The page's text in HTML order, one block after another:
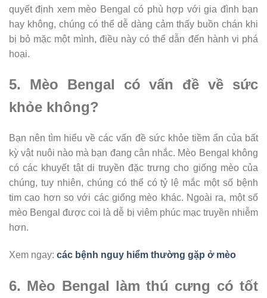
quyết định xem mèo Bengal có phù hợp với gia đình bạn
hay không, chúng có thể dễ dàng cảm thấy buồn chán khi
bị bỏ mặc một mình, điều này có thể dẫn đến hành vi phá
hoại.
5. Mèo Bengal có vấn đề về sức
khỏe không?
Bạn nên tìm hiểu về các vấn đề sức khỏe tiềm ẩn của bất
kỳ vật nuôi nào mà bạn đang cân nhắc. Mèo Bengal không
có các khuyết tật di truyền đặc trưng cho giống mèo của
chúng, tuy nhiên, chúng có thể có tỷ lệ mắc một số bệnh
tim cao hơn so với các giống mèo khác. Ngoài ra, một số
mèo Bengal được coi là dễ bị viêm phúc mạc truyền nhiễm
hơn.
Xem ngay: các bệnh nguy hiểm thường gặp ở mèo
6. Mèo Bengal làm thú cưng có tốt